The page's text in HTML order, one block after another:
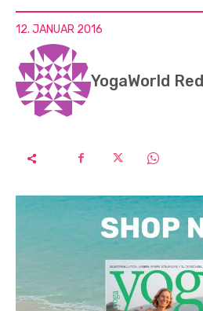
12. JANUAR 2016
YogaWorld